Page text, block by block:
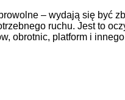
– wydają się być
ruchu. Jest to
obrotnic, platform i